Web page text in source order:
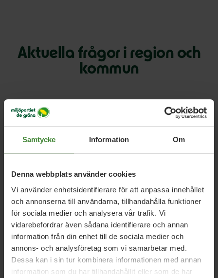
Samtycke Information Om
Denna webbplats använder cookies
Vi använder enhetsidentifierare för att anpassa innehållet
och annonserna till användarna, tillhandahålla funktioner
för sociala medier och analysera vår trafik. Vi
vidarebefordrar även sådana identifierare och annan
information från din enhet till de sociala medier och
annons- och analysföretag som vi samarbetar med.
Dessa kan i sin tur kombinera informationen med annan
information som du har tillhandahållit eller som de har
Aktuella frågor i region och
kommun
Halmstad, 26 april 2026
fortsatta utsläpp av fossil koldioxid
Uppdrag medMarie Ekholm